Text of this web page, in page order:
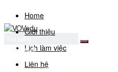
Home
Giới thiệu
Lịch làm việc
Liên hệ
No Result
View All Result